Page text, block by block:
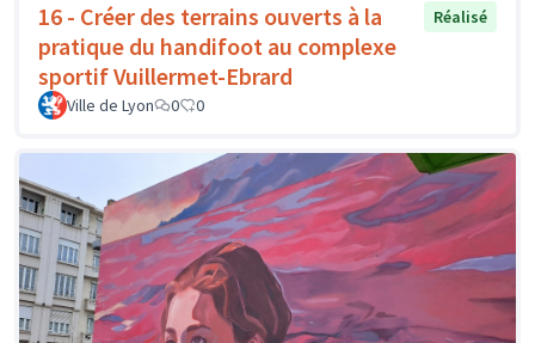
16 - Créer des terrains ouverts à la
pratique du handifoot au complexe
sportif Vuillermet-Ebrard
Réalisé
Ville de Lyon 0 0